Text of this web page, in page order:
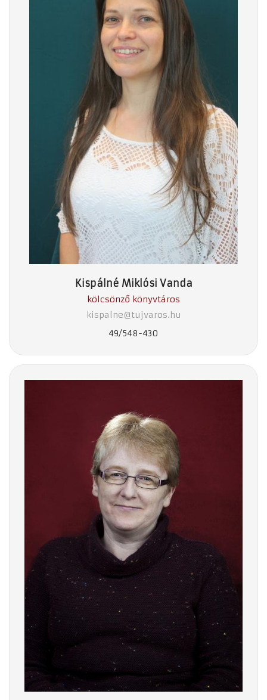
Kispálné Miklósi Vanda
kölcsönző könyvtáros
kispalne@tujvaros.hu
49/548-430